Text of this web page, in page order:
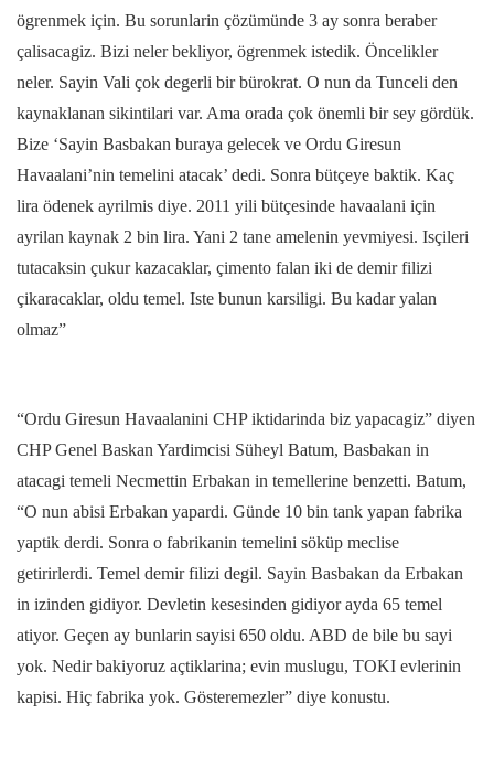
ögrenmek için. Bu sorunlarin çözümünde 3 ay sonra beraber
çalisacagiz. Bizi neler bekliyor, ögrenmek istedik. Öncelikler
neler. Sayin Vali çok degerli bir bürokrat. O nun da Tunceli den
kaynaklanan sikintilari var. Ama orada çok önemli bir sey gördük.
Bize ‘Sayin Basbakan buraya gelecek ve Ordu Giresun
Havaalani’nin temelini atacak’ dedi. Sonra bütçeye baktik. Kaç
lira ödenek ayrilmis diye. 2011 yili bütçesinde havaalani için
ayrilan kaynak 2 bin lira. Yani 2 tane amelenin yevmiyesi. Isçileri
tutacaksin çukur kazacaklar, çimento falan iki de demir filizi
çikaracaklar, oldu temel. Iste bunun karsiligi. Bu kadar yalan
olmaz”
“Ordu Giresun Havaalanini CHP iktidarinda biz yapacagiz” diyen
CHP Genel Baskan Yardimcisi Süheyl Batum, Basbakan in
atacagi temeli Necmettin Erbakan in temellerine benzetti. Batum,
“O nun abisi Erbakan yapardi. Günde 10 bin tank yapan fabrika
yaptik derdi. Sonra o fabrikanin temelini söküp meclise
getirirlerdi. Temel demir filizi degil. Sayin Basbakan da Erbakan
in izinden gidiyor. Devletin kesesinden gidiyor ayda 65 temel
atiyor. Geçen ay bunlarin sayisi 650 oldu. ABD de bile bu sayi
yok. Nedir bakiyoruz açtiklarina; evin muslugu, TOKI evlerinin
kapisi. Hiç fabrika yok. Gösteremezler” diye konustu.